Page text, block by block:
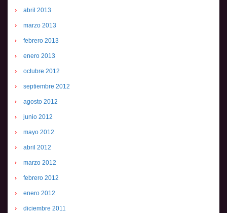
abril 2013
marzo 2013
febrero 2013
enero 2013
octubre 2012
septiembre 2012
agosto 2012
junio 2012
mayo 2012
abril 2012
marzo 2012
febrero 2012
enero 2012
diciembre 2011